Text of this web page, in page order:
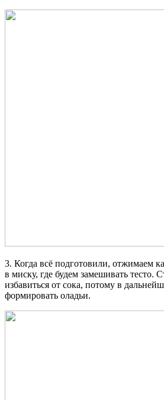
3. Когда всё подготовили, отжимаем
в миску, где будем замешивать тесто.
избавиться от сока, потому в
формировать оладьи.